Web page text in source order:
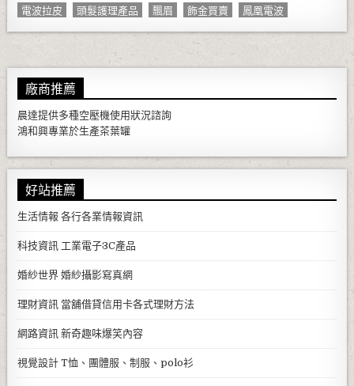
電波拉皮
頭髮護理產品 飄眉 飾金買賣 鳳凰電波
廠商推薦
晨達提供多種空壓機使用狀況諮詢
鴻和興專業於生產茶葉罐
好站推薦
生活情報 各行各業情報資訊
科技資訊 工業電子3C產品
婚紗世界 婚紗攝影寫真網
理財資訊 當舖借貸信用卡各式理財方法
網路資訊 新奇趣味爆笑內容
視覺設計 T恤、團體服、制服、polo衫